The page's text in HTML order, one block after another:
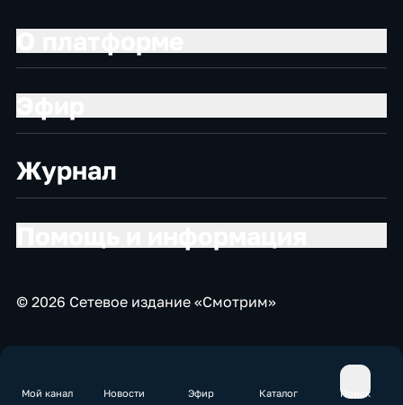
Мой канал Новости Эфир Каталог Поиск
Журнал
© 2026 Сетевое издание «Смотрим»